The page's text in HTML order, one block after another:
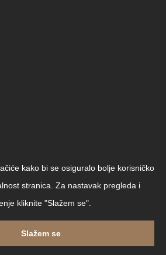
kako bi se osiguralo bolje korisničko
stranica. Za nastavak pregleda i
kliknite "Slažem se".
Slažem se